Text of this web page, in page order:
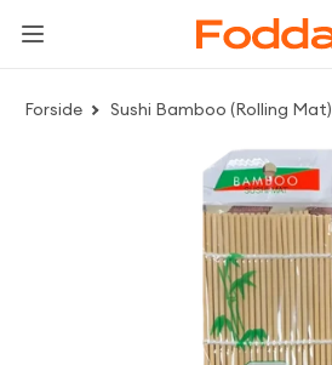
Forside Sushi Bamboo (Rolling Mat)